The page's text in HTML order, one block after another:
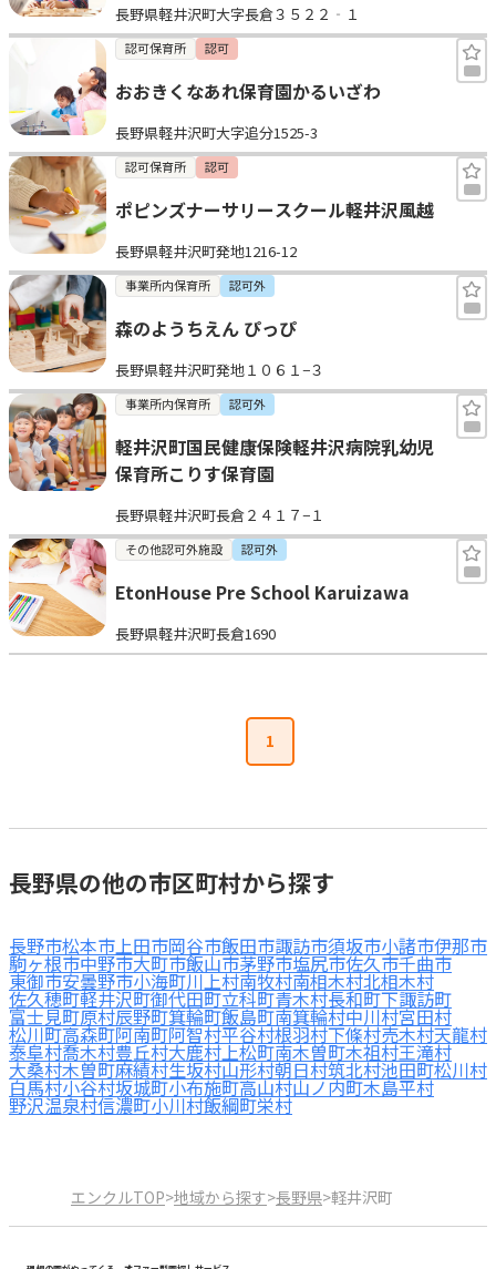
長野県軽井沢町大字長倉３５２２‐１
認可保育所 認可
おおきくなあれ保育園かるいざわ
長野県軽井沢町大字追分1525-3
認可保育所 認可
ポピンズナーサリースクール軽井沢風越
長野県軽井沢町発地1216-12
事業所内保育所 認可外
森のようちえん ぴっぴ
長野県軽井沢町発地１０６１−３
事業所内保育所 認可外
軽井沢町国民健康保険軽井沢病院乳幼児
保育所こりす保育園
長野県軽井沢町長倉２４１７−１
その他認可外施設 認可外
EtonHouse Pre School Karuizawa
長野県軽井沢町長倉1690
1
長野県の他の市区町村から探す
長野市松本市上田市岡谷市飯田市諏訪市須坂市小諸市伊那市
駒ヶ根市中野市大町市飯山市茅野市塩尻市佐久市千曲市
東御市安曇野市小海町川上村南牧村南相木村北相木村
佐久穂町軽井沢町御代田町立科町青木村長和町下諏訪町
富士見町原村辰野町箕輪町飯島町南箕輪村中川村宮田村
松川町高森町阿南町阿智村平谷村根羽村下條村売木村天龍村
泰阜村喬木村豊丘村大鹿村上松町南木曽町木祖村王滝村
大桑村木曽町麻績村生坂村山形村朝日村筑北村池田町松川村
白馬村小谷村坂城町小布施町高山村山ノ内町木島平村
野沢温泉村信濃町小川村飯綱町栄村
エンクルTOP>地域から探す>長野県>軽井沢町